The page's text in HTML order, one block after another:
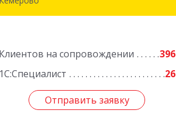
Клиентов на сопровождении
396
1С:Специалист
26
Отправить заявку
этаж 3, пом.2, оф.301
Отправить заявку